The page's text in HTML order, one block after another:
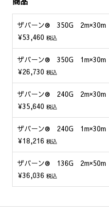
ザバーン® 350G 2m×30m
¥53,460 税込
ザバーン® 350G 1m×30m
¥26,730 税込
ザバーン® 240G 2m×30m
¥35,640 税込
ザバーン® 240G 1m×30m
¥18,216 税込
ザバーン® 136G 2m×50m
¥36,036 税込